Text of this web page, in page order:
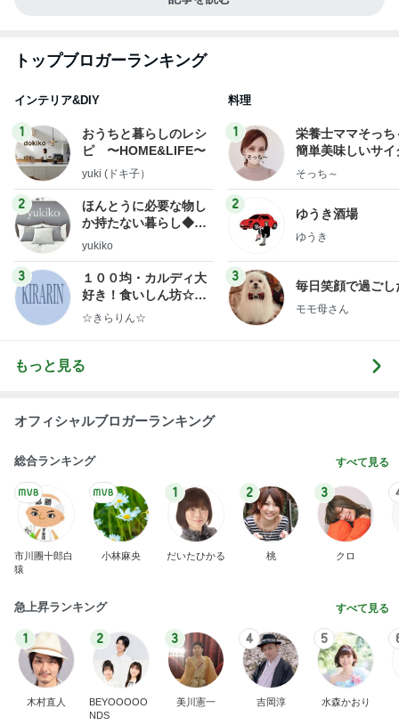
トップブロガーランキング
インテリア&DIY
1
おうちと暮らしのレシ
ピ 〜HOME&LIFE〜
yuki (ドキ子）
2
ほんとうに必要な物し
か持たない暮らし◆Ke
ep Life Simple◆〜イ
yukiko
3
１００均・カルディ大
好き！食いしん坊☆き
らりん☆のブログ
☆きらりん☆
料理
1
栄養士ママそっち
簡単美味しいサイ
献立
そっち～
2
ゆうき酒場
ゆうき
3
毎日笑顔で過ごし
モモ母さん
もっと見る
オフィシャルブロガーランキング
総合ランキング すべて見る
市川團十郎白
猿
小林麻央
1
だいたひかる
2
桃
3
クロ
急上昇ランキング すべて見る
1
木村直人
2
BEYOOOOO
NDS
3
美川憲一
4
吉岡淳
5
水森かおり